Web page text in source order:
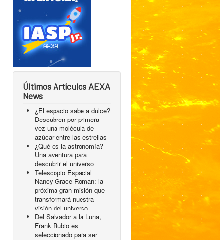
Últimos Artículos AEXA
News
¿El espacio sabe a dulce?
Descubren por primera
vez una molécula de
azúcar entre las estrellas
¿Qué es la astronomía?
Una aventura para
descubrir el universo
Telescopio Espacial
Nancy Grace Roman: la
próxima gran misión que
transformará nuestra
visión del universo
Del Salvador a la Luna,
Frank Rubio es
seleccionado para ser